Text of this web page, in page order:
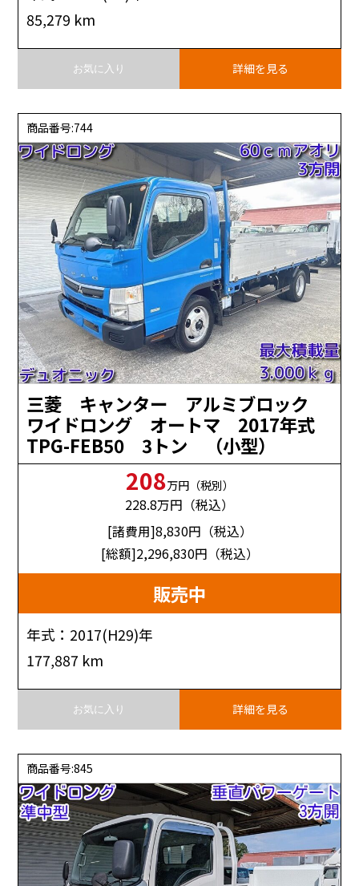
85,279 km
お気に入り 詳細を見る
商品番号:744
三菱 キャンター アルミブロック
ワイドロング オートマ 2017年式
TPG-FEB50 3トン （小型）
208万円（税別）
228.8万円（税込）
[諸費用]8,830円（税込）
[総額]2,296,830円（税込）
販売中
年式：2017(H29)年
177,887 km
お気に入り 詳細を見る
商品番号:845